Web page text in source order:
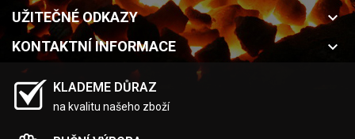
UŽITEČNÉ ODKAZY keyboard_arrow_down
KONTAKTNÍ INFORMACE keyboard_arrow_down
KLADEME DŮRAZ
na kvalitu našeho zboží